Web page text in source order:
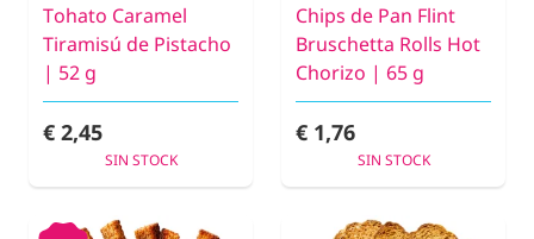
Tohato Caramel
Tiramisú de Pistacho
| 52 g
€ 2,45
SIN STOCK
Chips de Pan Flint
Bruschetta Rolls Hot
Chorizo | 65 g
€ 1,76
SIN STOCK